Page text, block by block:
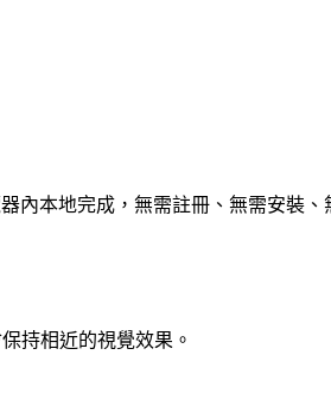
內本地完成，無需註冊、無需安裝、
持相近的視覺效果。